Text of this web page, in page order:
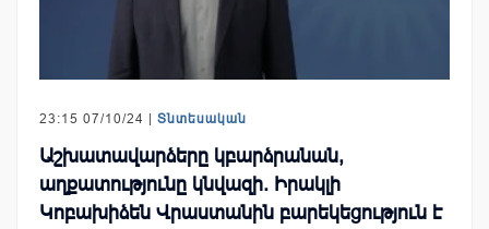
23:15 07/10/24 | Տնտեսական
Աշխատավարձերը կբարձրանան,
աղքատությունը կնվազի. Իրակլի
Կոբախիձեն Վրաստանին բարեկեցություն է